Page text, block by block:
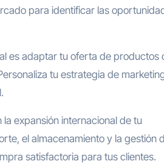
para identificar las
es adaptar tu oferta de productos
tu estrategia de
expansión internacional de tu
el almacenamiento y la gestión
satisfactoria para tus clientes.